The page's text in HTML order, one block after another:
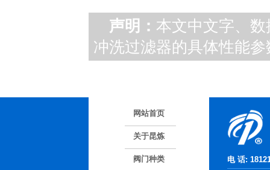
声明： 本文中文字、
冲洗过滤器的具体性能
网站首页
关于昆炼
阀门种类 电 话: